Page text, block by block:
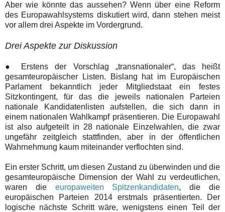
Aber wie könntedas aussehen? Wenn über eine Reform
des Europawahlsystems diskutiert wird, dann stehen meist
vor allem drei Aspekte im Vordergrund.
Drei Aspekte zur Diskussion
●
Erstens der Vorschlag „transnationaler“, das heißt
gesamteuropäischer Listen. Bislang hat im Europäischen
Parlament bekanntlich jeder Mitgliedstaat ein festes
Sitzkontingent, für das die jeweils nationalen Parteien
nationale Kandidatenlisten aufstellen, die sich dann in
einem nationalen Wahlkampf präsentieren. Die Europawahl
ist also aufgeteilt in 28 nationale Einzelwahlen, die zwar
ungefähr zeitgleich stattfinden, aber in der öffentlichen
Wahrnehmung kaum miteinander verflochten sind.
Ein erster Schritt, um diesen Zustand zu überwinden und die
gesamteuropäische Dimension der Wahl zu verdeutlichen,
waren die europaweiten Spitzenkandidaten, die die
europäischen Parteien 2014 erstmals präsentierten. Der
logische nächste Schritt wäre, wenigstens einen Teil der